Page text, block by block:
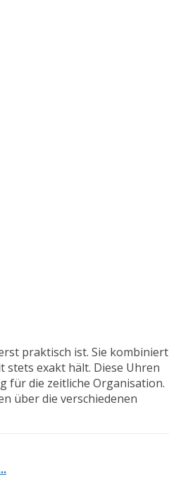
praktisch ist. Sie kombiniert
stets exakt hält. Diese Uhren
für die zeitliche Organisation.
über die verschiedenen